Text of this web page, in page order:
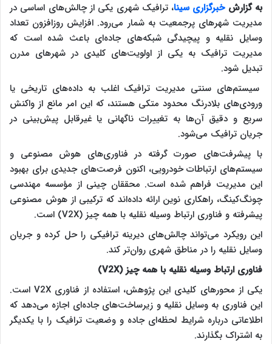
به گزارشخبرگزاری سینا، ترافیک شهری یکی از چالش‌های اساسی در
مدیریت شهرهای پرجمعیت به شمار می‌رود. افزایش روزافزون تعداد
وسایل نقلیه و پیچیدگی شبکه‌های جاده‌ای باعث شده است که
مدیریت ترافیک به یکی از اولویت‌های کلیدی در شهرهای مدرن
تبدیل شود.
سیستم‌های سنتی مدیریت ترافیک اغلب به داده‌های تاریخی یا
ورودی‌های بلادرنگ محدود متکی هستند، که این امر مانع از واکنش
سریع و دقیق آن‌ها به تغییرات ناگهانی یا غیرقابل پیش‌بینی در
جریان ترافیک می‌شود.
با پیشرفت‌های صورت گرفته در فناوری‌های هوش مصنوعی و
سیستم‌های ارتباطات خودرویی، اکنون فرصت‌های جدیدی برای بهبود
این مدیریت فراهم شده است. محققان چینی از مؤسسه مهندسی
چونگ‌کینگ، راهکاری نوین ارائه داده‌اند که ترکیبی از هوش مصنوعی
پیشرفته و فناوری ارتباط وسیله نقلیه با همه چیز (V2X) است.
این رویکرد می‌تواند چالش‌های دیرینه ترافیکی را حل کرده و جریان
وسایل نقلیه را در مناطق شهری روان‌تر کند.
فناوری ارتباط وسیله نقلیه با همه چیز (V2X)
یکی از محورهای کلیدی این پژوهش، استفاده از فناوری V2X است.
این فناوری به وسایل نقلیه و زیرساخت‌های جاده‌ای اجازه می‌دهد که
اطلاعاتی درباره شرایط لحظه‌ای جاده و وضعیت ترافیک را با یکدیگر
به اشتراک بگذارند.